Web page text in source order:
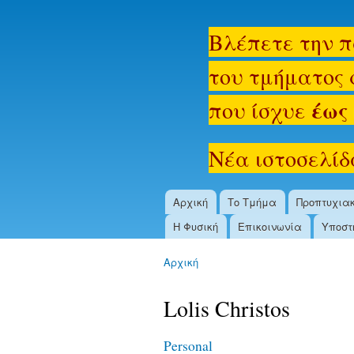
oldsite.physics.uoi.gr
Βλέπετε την
του τμήματος
που ίσχυε
Νέα
Main menu
Αρχική Το Τμήμα
Η Φυσική
Επικοινωνία
Αρχική
Lolis Christos
Personal